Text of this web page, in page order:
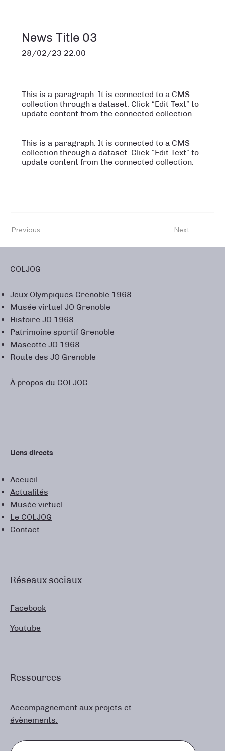
News Title 03
28/02/23 22:00
This is a paragraph. It is connected to a CMS
collection through a dataset. Click “Edit Text” to
update content from the connected collection.
This is a paragraph. It is connected to a CMS
collection through a dataset. Click “Edit Text” to
update content from the connected collection.
Previous Next
COLJOG
Jeux Olympiques Grenoble 1968
Musée virtuel JO Grenoble
Histoire JO 1968
Patrimoine sportif Grenoble
Mascotte JO 1968
Route des JO Grenoble
À propos du COLJOG
Liens directs
Accueil
Actualités
Musée virtuel
Le COLJOG
Contact
Réseaux sociaux
Facebook
Youtube
Ressources
Accompagnement aux projets et
évènements.